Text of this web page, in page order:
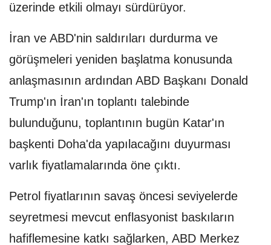
üzerinde etkili olmayı sürdürüyor.
İran ve ABD'nin saldırıları durdurma ve
görüşmeleri yeniden başlatma konusunda
anlaşmasının ardından ABD Başkanı Donald
Trump'ın İran'ın toplantı talebinde
bulunduğunu, toplantının bugün Katar'ın
başkenti Doha'da yapılacağını duyurması
varlık fiyatlamalarında öne çıktı.
Petrol fiyatlarının savaş öncesi seviyelerde
seyretmesi mevcut enflasyonist baskıların
hafiflemesine katkı sağlarken, ABD Merkez